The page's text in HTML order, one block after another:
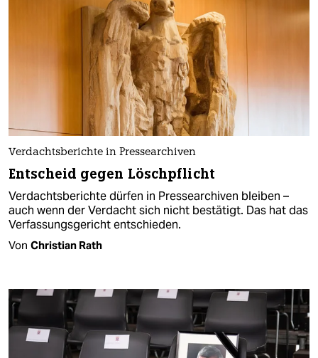
Verdachtsberichte in Pressearchiven
Entscheid gegen Löschpflicht
Verdachtsberichte dürfen in Pressearchiven bleiben –
auch wenn der Verdacht sich nicht bestätigt. Das hat das
Verfassungsgericht entschieden.
Von Christian Rath